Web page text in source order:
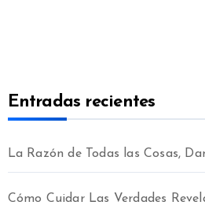
Entradas recientes
La Razón de Todas las Cosas,
Cómo Cuidar Las Verdades